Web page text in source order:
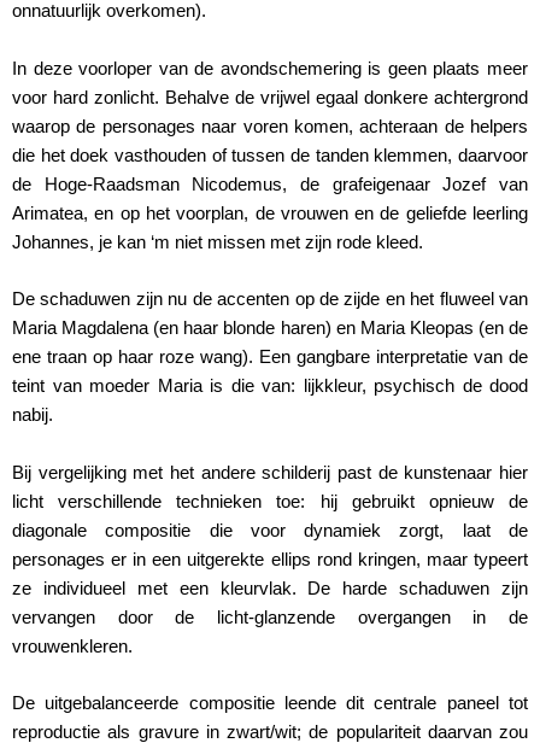
onnatuurlijk overkomen).
In deze voorloper van de avondschemering is geen plaats meer
voor hard zonlicht. Behalve de vrijwel egaal donkere achtergrond
waarop de personages naar voren komen, achteraan de helpers
die het doek vasthouden of tussen de tanden klemmen, daarvoor
de Hoge-Raadsman Nicodemus, de grafeigenaar Jozef van
Arimatea, en op het voorplan, de vrouwen en de geliefde leerling
Johannes, je kan ‘m niet missen met zijn rode kleed.
De schaduwen zijn nu de accenten op de zijde en het fluweel van
Maria Magdalena (en haar blonde haren) en Maria Kleopas (en de
ene traan op haar roze wang). Een gangbare interpretatie van de
teint van moeder Maria is die van: lijkkleur, psychisch de dood
nabij.
Bij vergelijking met het andere schilderij past de kunstenaar hier
licht verschillende technieken toe: hij gebruikt opnieuw de
diagonale compositie die voor dynamiek zorgt, laat de
personages er in een uitgerekte ellips rond kringen, maar typeert
ze individueel met een kleurvlak. De harde schaduwen zijn
vervangen door de licht-glanzende overgangen in de
vrouwenkleren.
De uitgebalanceerde compositie leende dit centrale paneel tot
reproductie als gravure in zwart/wit; de populariteit daarvan zou